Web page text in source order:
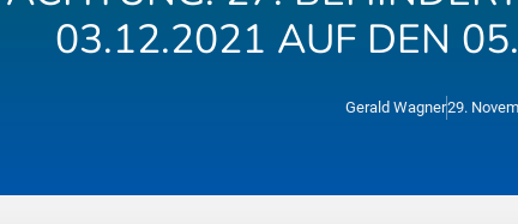
03.12.2021 AUF DEN
Gerald Wagner29.